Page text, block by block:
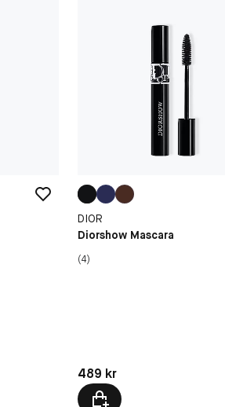
DIOR
Diorshow Mascara
(4)
Pris: 489 kr
489 kr